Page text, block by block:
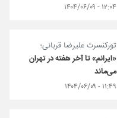
۱۲:۰۴ - ۱۴۰۴/۰۶/۰۹
تورکنسرت علیرضا قربانی؛
«ایرانم» تا آخر هفته در تهران
می‌ماند
۱۱:۴۹ - ۱۴۰۴/۰۶/۰۹